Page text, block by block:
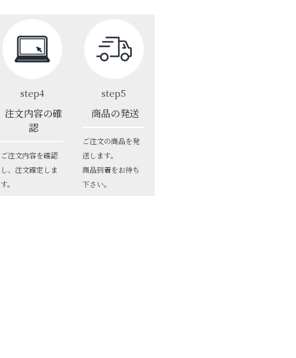
step4
注文内容の確
認
ご注文内容を確認
し、注文確定しま
す。
step5
商品の発送
ご注文の商品を発
送します。
商品到着をお待ち
下さい。